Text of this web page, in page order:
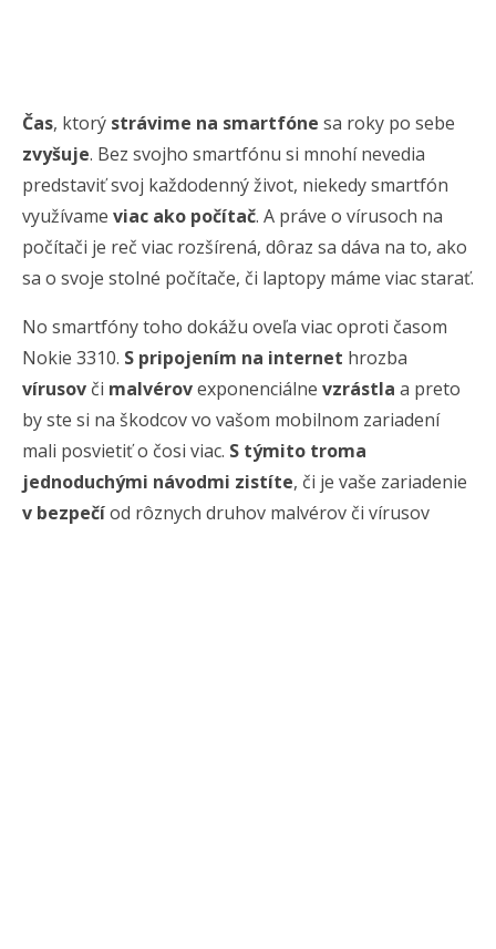
Čas, ktorý strávime na smartfóne sa roky po sebe
zvyšuje. Bez svojho smartfónu si mnohí nevedia
predstaviť svoj každodenný život, niekedy smartfón
využívame viac ako počítač. A práve o vírusoch na
počítači je reč viac rozšírená, dôraz sa dáva na to, ako
sa o svoje stolné počítače, či laptopy máme viac starať.
No smartfóny toho dokážu oveľa viac oproti časom
Nokie 3310. S pripojením na internet hrozba
vírusov či malvérovexponenciálne vzrástla a preto
by ste si na škodcov vo vašom mobilnom zariadení
mali posvietiť o čosi viac. S týmito troma
jednoduchými návodmi zistíte, či je vaše zariadenie
v bezpečíod rôznych druhov malvérov či vírusov